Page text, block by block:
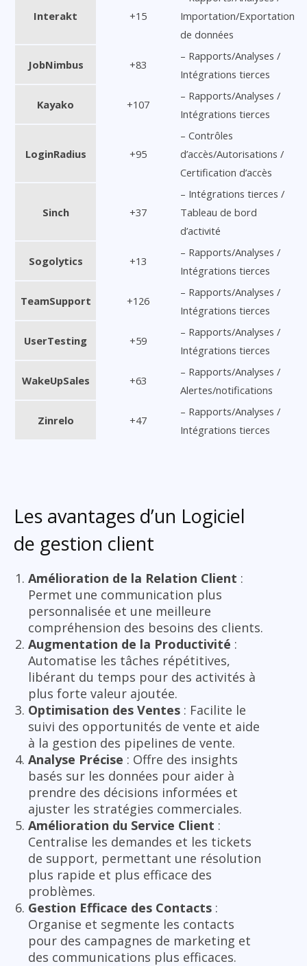
Interakt +15
Importation/Exportation
de données
JobNimbus +83
– Rapports/Analyses /
Intégrations tierces
Kayako +107
– Rapports/Analyses /
Intégrations tierces
LoginRadius +95
– Contrôles
d’accès/Autorisations /
Certification d’accès
Sinch +37
– Intégrations tierces /
Tableau de bord
d’activité
Sogolytics +13
– Rapports/Analyses /
Intégrations tierces
TeamSupport +126
– Rapports/Analyses /
Intégrations tierces
UserTesting +59
– Rapports/Analyses /
Intégrations tierces
WakeUpSales +63
– Rapports/Analyses /
Alertes/notifications
Zinrelo +47
– Rapports/Analyses /
Intégrations tierces
Les avantages d’un Logiciel
de gestion client
Amélioration de la Relation Client :
Permet une communication plus
personnalisée et une meilleure
compréhension des besoins des clients.
Augmentation de la Productivité :
Automatise les tâches répétitives,
libérant du temps pour des activités à
plus forte valeur ajoutée.
Optimisation des Ventes : Facilite le
suivi des opportunités de vente et aide
à la gestion des pipelines de vente.
Analyse Précise : Offre des insights
basés sur les données pour aider à
prendre des décisions informées et
ajuster les stratégies commerciales.
Amélioration du Service Client :
Centralise les demandes et les tickets
de support, permettant une résolution
plus rapide et plus efficace des
problèmes.
Gestion Efficace des Contacts :
Organise et segmente les contacts
pour des campagnes de marketing et
des communications plus efficaces.